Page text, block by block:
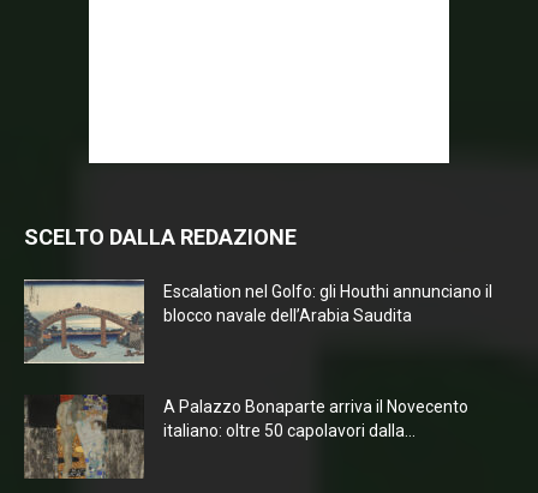
SCELTO DALLA REDAZIONE
Escalation nel Golfo: gli Houthi annunciano il
blocco navale dell’Arabia Saudita
A Palazzo Bonaparte arriva il Novecento
italiano: oltre 50 capolavori dalla...